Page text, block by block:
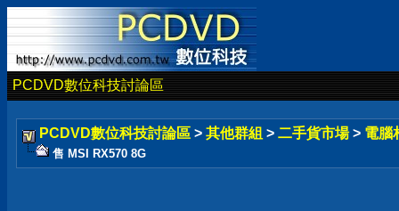
PCDVD數位科技討論區
PCDVD數位科技討論區 > 其他群組 > 二手貨市場 > 電腦
售 MSI RX570 8G